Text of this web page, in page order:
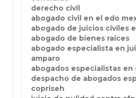
derecho civil
abogado civil en el edo
abogado de juicios civiles
abogado de bienes raíces
abogado especialista en
amparo
abogados especialistas en
despacho de abogados
copriseh